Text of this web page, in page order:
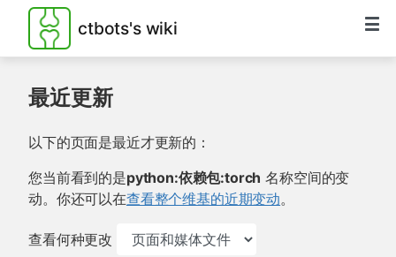
ctbots's wiki
最近更新
以下的页面是最近才更新的：
您当前看到的是python:依赖包:torch 名称空间的变
动。你还可以在查看整个维基的近期变动。
查看何种更改